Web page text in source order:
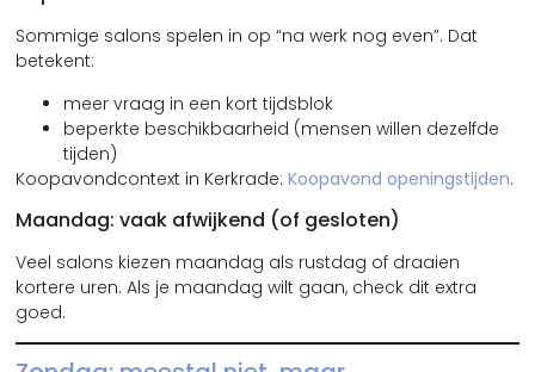
Sommige salons spelen in op “na werk nog even”. Dat
betekent:
meer vraag in een kort tijdsblok
beperkte beschikbaarheid (mensen willen dezelfde
tijden)
Koopavondcontext in Kerkrade:Koopavond openingstijden.
Maandag: vaak afwijkend (of gesloten)
Veel salons kiezen maandag als rustdag of draaien
kortere uren. Als je maandag wilt gaan, check dit extra
goed.